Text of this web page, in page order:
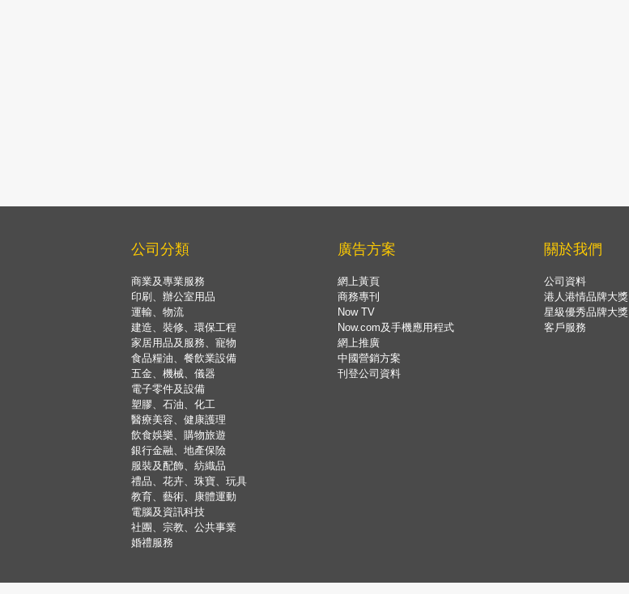
公司分類
商業及專業服務
印刷、辦公室用品
運輸、物流
建造、裝修、環保工程
家居用品及服務、寵物
食品糧油、餐飲業設備
五金、機械、儀器
電子零件及設備
塑膠、石油、化工
醫療美容、健康護理
飲食娛樂、購物旅遊
銀行金融、地產保險
服裝及配飾、紡織品
禮品、花卉、珠寶、玩具
教育、藝術、康體運動
電腦及資訊科技
社團、宗教、公共事業
婚禮服務
廣告方案
網上黃頁
商務專刊
Now TV
Now.com及手機應用程式
網上推廣
中國營銷方案
刊登公司資料
關於我們
公司資料
港人港情品牌大獎
星級優秀品牌大獎
客戶服務